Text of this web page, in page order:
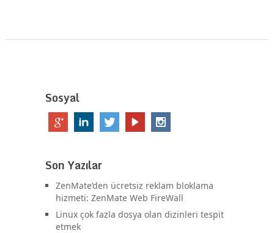
Sosyal
Son Yazılar
ZenMate’den ücretsiz reklam bloklama
hizmeti: ZenMate Web FireWall
Linux çok fazla dosya olan dizinleri tespit
etmek